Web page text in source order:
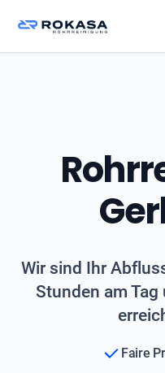
Wir sind Ihr
Stunden am Tag
Faire